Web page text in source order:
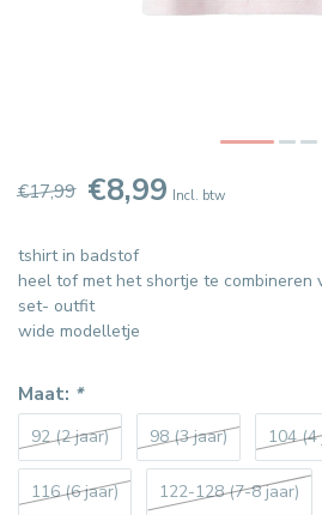
€17,99 €8,99 Incl. btw
tshirt in badstof
heel tof met het shortje te combineren
set- outfit
wide modelletje
Maat: *
92 (2 jaar) 98 (3 jaar) 104 (4
116 (6 jaar) 122-128 (7-8 jaar)